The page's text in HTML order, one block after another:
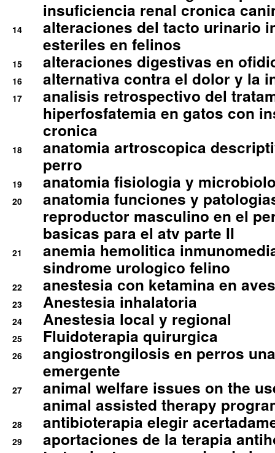
insuficiencia renal cronica
14
alteraciones del tacto urinario
esteriles en felinos
15 alteraciones digestivas en
16 alternativa contra el dolor y la
17
analisis retrospectivo del
hiperfosfatemia en gatos con
cronica
18
anatomia artroscopica
perro
19 anatomia fisiologia y
20
anatomia funciones y
reproductor masculino en el
basicas para el atv parte II
21
anemia hemolitica
sindrome urologico felino
22 anestesia con ketamina en
23 Anestesia inhalatoria
24 Anestesia local y regional
25 Fluidoterapia quirurgica
26
angiostrongilosis en perros
emergente
27
animal welfare issues on the
animal assisted therapy
28 antibioterapia elegir
29
aportaciones de la terapia